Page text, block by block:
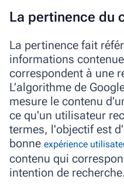
La pertinence du
La pertinence fait
informations
correspondent à une
L’algorithme de
mesure le contenu
ce qu'un utilisateur
termes, l'objectif est
bonne expérience
contenu qui
intention de recherche.